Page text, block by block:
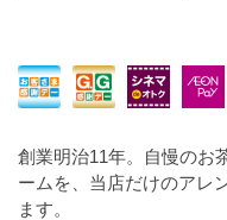
創業明治11年。自慢のお
ームを、当店だけのアレ
ます。